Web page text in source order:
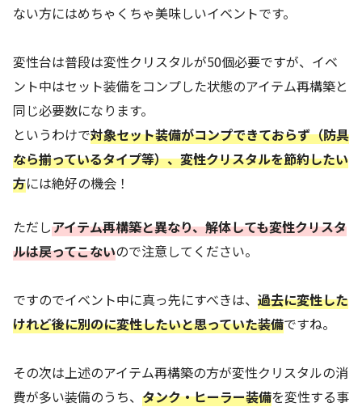
ない方にはめちゃくちゃ美味しいイベントです。
変性台は普段は変性クリスタルが50個必要ですが、イベ
ント中はセット装備をコンプした状態のアイテム再構築と
同じ必要数になります。
というわけで対象セット装備がコンプできておらず（防具
なら揃っているタイプ等）、変性クリスタルを節約したい
方には絶好の機会！
ただしアイテム再構築と異なり、解体しても変性クリスタ
ルは戻ってこないので注意してください。
ですのでイベント中に真っ先にすべきは、 過去に変性した
けれど後に別のに変性したいと思っていた装備ですね。
その次は上述のアイテム再構築の方が変性クリスタルの消
費が多い装備のうち、 タンク・ヒーラー装備を変性する事